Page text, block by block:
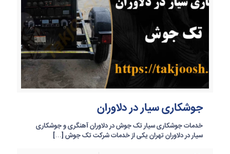
جوشکاری سیار در دلاوران
خدمات جوشکاری سیار تک جوش در دلاوران آهنگری و جوشکاری
سیار در دلاوران تهران یکی از خدمات شرکت تک جوش […]